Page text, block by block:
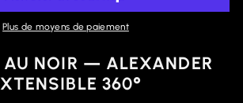
Plus de moyens de paiement
AU NOIR — ALEXANDER
360°